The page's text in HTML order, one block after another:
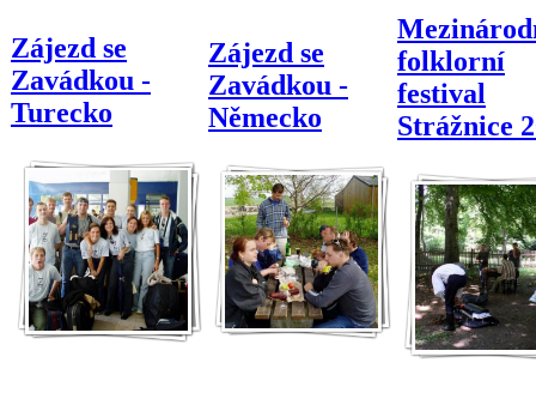
Zájezd se
Zavádkou -
Turecko
Zájezd se
Zavádkou -
Německo
folklorní
festival
Strážnice